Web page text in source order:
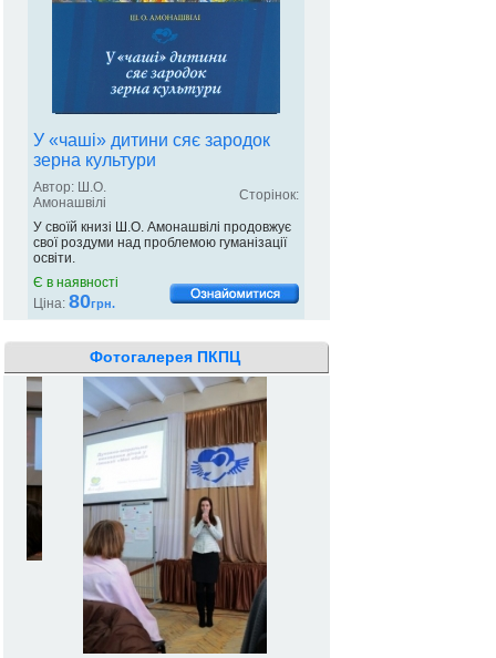
У «чаші» дитини сяє зародок
зерна культури
Автор: Ш.О.
Амонашвілі
Сторінок:
У своїй книзі Ш.О. Амонашвілі продовжує
свої роздуми над проблемою гуманізації
освіти.
Є в наявності
Ціна: 80грн.
Фотогалерея ПКПЦ